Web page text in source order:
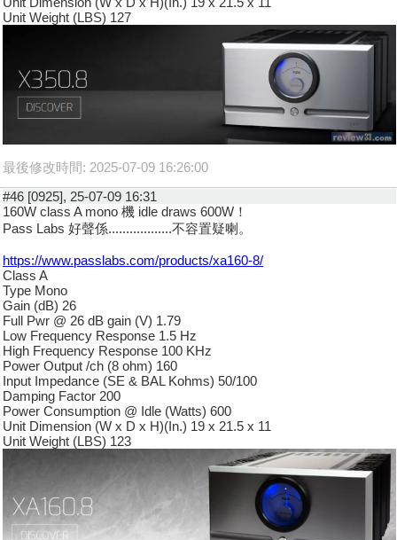
Unit Weight (LBS) 127
最後修改時間: 2025-07-09 16:26:00
#46 [0925], 25-07-09 16:31
160W class A mono 機 idle draws 600W！
Pass Labs 好聲係..................不容置疑喇。
https://www.passlabs.com/products/xa160-8/
Class A
Type Mono
Gain (dB) 26
Full Pwr @ 26 dB gain (V) 1.79
Low Frequency Response 1.5 Hz
High Frequency Response 100 KHz
Power Output /ch (8 ohm) 160
Input Impedance (SE & BAL Kohms) 50/100
Damping Factor 200
Power Consumption @ Idle (Watts) 600
Unit Dimension (W x D x H)(In.) 19 x 21.5 x 11
Unit Weight (LBS) 123